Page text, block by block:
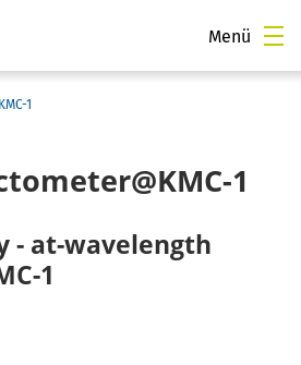
Menü
1
1
- at-wavelength
1